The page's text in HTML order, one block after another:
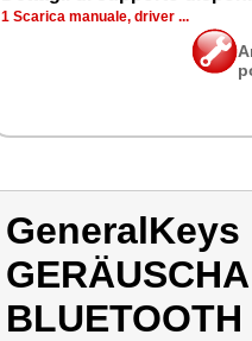
1 Sca­ri­ca ma­nua­le, dri­ver ...
GeneralKeys